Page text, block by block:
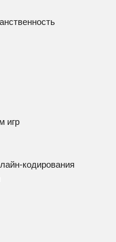
игр
кодирования